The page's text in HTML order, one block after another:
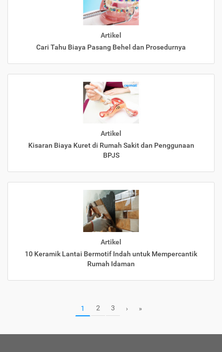
Artikel
Cari Tahu Biaya Pasang Behel dan Prosedurnya
Artikel
Kisaran Biaya Kuret di Rumah Sakit dan Penggunaan
BPJS
Artikel
10 Keramik Lantai Bermotif Indah untuk Mempercantik
Rumah Idaman
1 2 3 › »